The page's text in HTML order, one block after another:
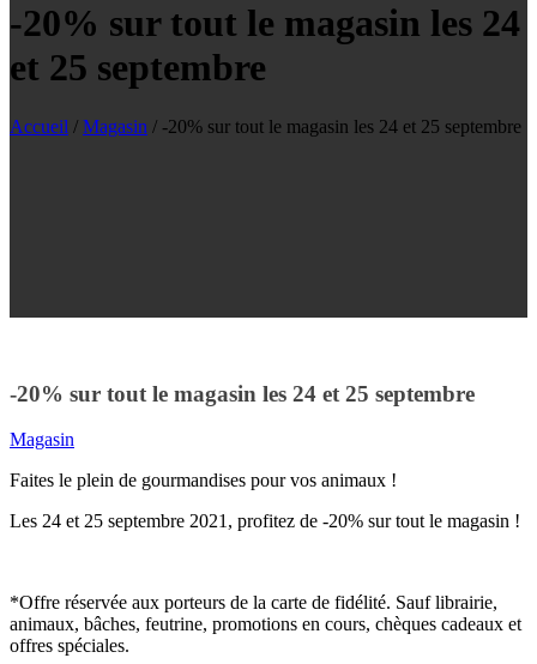
-20% sur tout le magasin les 24
et 25 septembre
Accueil / Magasin / -20% sur tout le magasin les 24 et 25 septembre
-20% sur tout le magasin les 24 et 25 septembre
Magasin
Faites le plein de gourmandises pour vos animaux !
Les 24 et 25 septembre 2021, profitez de -20% sur tout le magasin !
*Offre réservée aux porteurs de la carte de fidélité. Sauf librairie,
animaux, bâches, feutrine, promotions en cours, chèques cadeaux et
offres spéciales.